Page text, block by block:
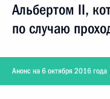
Альбертом II,
по случаю
Анонс на 6 октября 2016 года